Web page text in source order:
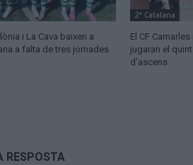
i La Cava baixen a
a falta de tres jornades
2ª Catalana
El CF
jugaran el
d’ascens
RESPOSTA